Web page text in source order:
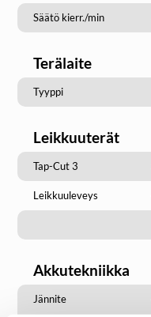
Säätö kierr./min
Terälaite
Tyyppi
Leikkuuterät
Tap-Cut 3
Leikkuuleveys
Akkutekniikka
Jännite